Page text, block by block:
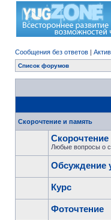
Сообщения без ответов |
Список форумов
Скорочтение и память
Скорочтение
Любые вопросы о
Обсуждение
Курс
Фоточтение